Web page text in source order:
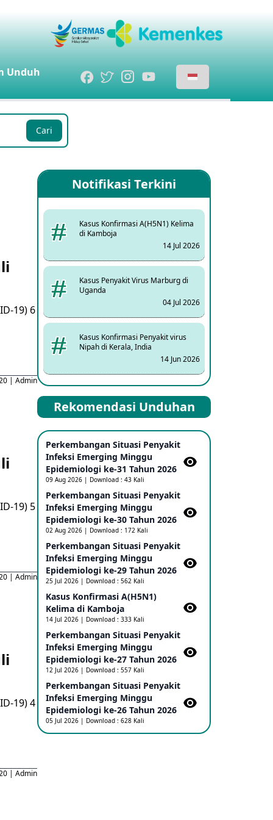
Unduh
Cari
19) 6
| Admin
19) 5
| Admin
19) 4
| Admin
Notifikasi Terkini
Kasus Konfirmasi A(H5N1) Kelima
di Kamboja
14 Jul 2026
Kasus Penyakit Virus Marburg di
Uganda
04 Jul 2026
Kasus Konfirmasi Penyakit virus
Nipah di Kerala, India
14 Jun 2026
Kasus Dicurigai Penyakit virus
Nipah di Kerala, India
12 Jun 2026
Mpox Clade 1b di Taiwan
25 May 2026
Update Informasi PHEIC Penyakit
Ebola
23 May 2026
Penetapan Outbreak Penyakit
Ebola di RD Kongo dan Uganda
Sebagai PHEIC
Outbreak Penyakti Ebola di RD
Kongo
16 May 2026
Kasus Konfirmasi A(H5NN6) di Cina
08 May 2026
Update Penyakit Virus Hanta Tipe
Rekomendasi Unduhan
Perkembangan Situasi Penyakit
Infeksi Emerging Minggu
Epidemiologi ke-31 Tahun 2026
09 Aug 2026 | Download : 43 Kali
Perkembangan Situasi Penyakit
Infeksi Emerging Minggu
Epidemiologi ke-30 Tahun 2026
02 Aug 2026 | Download : 172 Kali
Perkembangan Situasi Penyakit
Infeksi Emerging Minggu
Epidemiologi ke-29 Tahun 2026
25 Jul 2026 | Download : 562 Kali
Kasus Konfirmasi A(H5N1)
Kelima di Kamboja​
14 Jul 2026 | Download : 333 Kali
Perkembangan Situasi Penyakit
Infeksi Emerging Minggu
Epidemiologi ke-27 Tahun 2026
12 Jul 2026 | Download : 557 Kali
Perkembangan Situasi Penyakit
Infeksi Emerging Minggu
Epidemiologi ke-26 Tahun 2026
05 Jul 2026 | Download : 628 Kali